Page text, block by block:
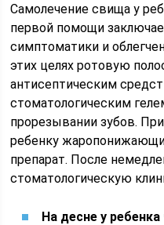
Самолечение свища у
первой помощи
симптоматики и
этих целях ротовую
антисептическим
стоматологическим
прорезывании зубов.
ребенку
препарат. После
стоматологическую
На десне у